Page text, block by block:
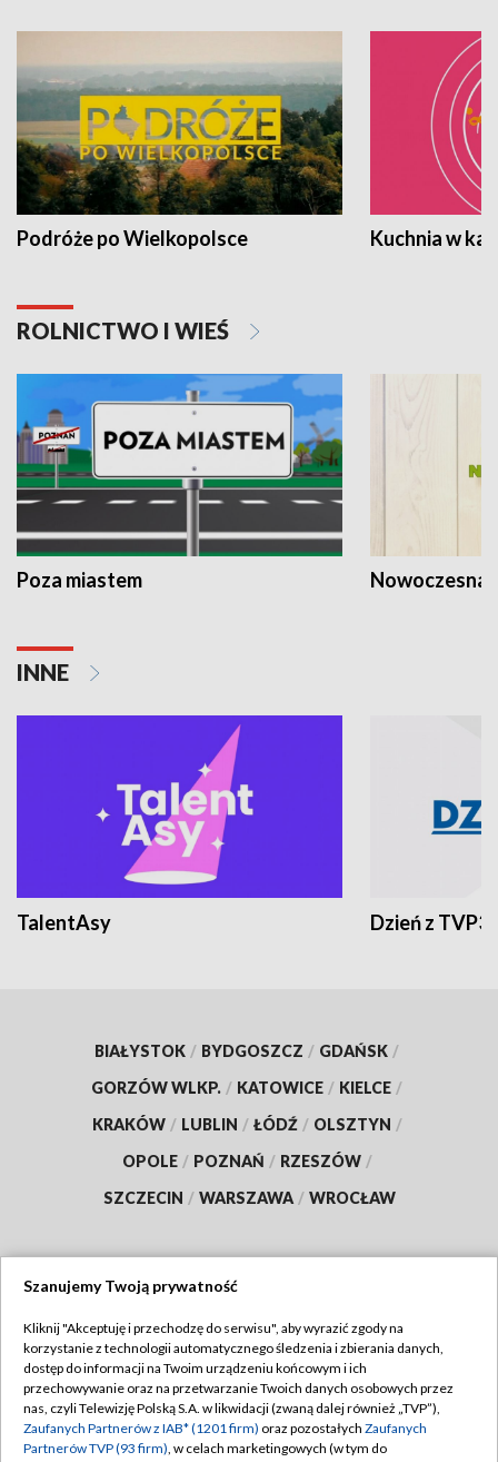
Podróże po Wielkopolsce Kuchnia w
ROLNICTWO I WIEŚ
Poza miastem Nowoczesna
INNE
TalentAsy Dzień z TVP3
BIAŁYSTOK / BYDGOSZCZ / GDAŃSK /
GORZÓW WLKP. / KATOWICE / KIELCE /
KRAKÓW / LUBLIN / ŁÓDŹ / OLSZTYN /
OPOLE / POZNAŃ / RZESZÓW /
SZCZECIN / WARSZAWA / WROCŁAW
TVP
Abonament TVP
Emisja w TVP
Regulamin TVP
Polityka prywatności
Szanujemy Twoją prywatność
Kliknij "Akceptuję i przechodzę do serwisu", aby wyrazić zgody na
korzystanie z technologii automatycznego śledzenia i zbierania danych,
dostęp do informacji na Twoim urządzeniu końcowym i ich
przechowywanie oraz na przetwarzanie Twoich danych osobowych przez
nas, czyli Telewizję Polską S.A. w likwidacji (zwaną dalej również „TVP”),
Zaufanych Partnerów z IAB* (1201 firm) oraz pozostałych Zaufanych
Partnerów TVP (93 firm), w celach marketingowych (w tym do